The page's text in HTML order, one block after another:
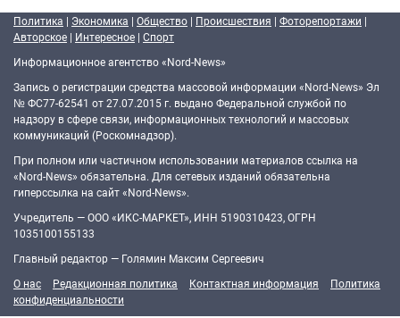
Политика | Экономика | Общество | Происшествия | Фоторепортажи |
Авторское | Интересное | Спорт
Информационное агентство «Nord-News»
Запись о регистрации средства массовой информации «Nord-News» Эл
№ ФС77-62541 от 27.07.2015 г. выдано Федеральной службой по
надзору в сфере связи, информационных технологий и массовых
коммуникаций (Роскомнадзор).
При полном или частичном использовании материалов ссылка на
«Nord-News» обязательна. Для сетевых изданий обязательна
гиперссылка на сайт «Nord-News».
Учредитель — ООО «ИКС-МАРКЕТ», ИНН 5190310423, ОГРН
1035100155133
Главный редактор — Голямин Максим Сергеевич
О нас
Редакционная политика Контактная информация
Политика
конфиденциальности